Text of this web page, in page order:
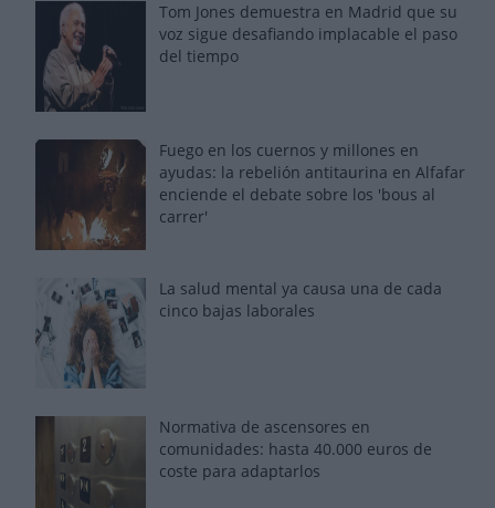
Tom Jones demuestra en Madrid que su
voz sigue desafiando implacable el paso
del tiempo
Fuego en los cuernos y millones en
ayudas: la rebelión antitaurina en Alfafar
enciende el debate sobre los 'bous al
carrer'
La salud mental ya causa una de cada
cinco bajas laborales
Normativa de ascensores en
comunidades: hasta 40.000 euros de
coste para adaptarlos